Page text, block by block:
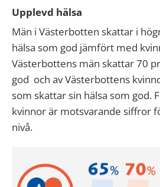
Upplevd hälsa
Män i Västerbotten skattar i
hälsa som god jämfört med
Västerbottens män skattar 70
god och av Västerbottens
som skattar sin hälsa som god.
kvinnor är motsvarande siffror
nivå.